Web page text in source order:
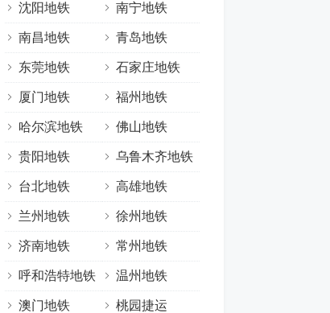
沈阳地铁 南宁地铁
南昌地铁 青岛地铁
东莞地铁 石家庄地铁
厦门地铁 福州地铁
哈尔滨地铁 佛山地铁
贵阳地铁 乌鲁木齐地铁
台北地铁 高雄地铁
兰州地铁 徐州地铁
济南地铁 常州地铁
呼和浩特地铁 温州地铁
澳门地铁 桃园捷运